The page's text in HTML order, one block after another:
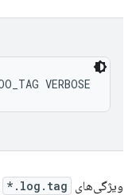
ویژگی‌های log.tag.*